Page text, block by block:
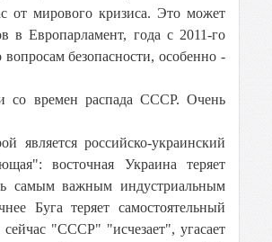
от мирового кризиса. Это может
в Европарламент, года с 2011-го
безопасности, особенно -
со времен распада СССР. Очень
является российско-украинский
восточная Украина теряет
самым важным индустриальным
Буга теряет самостоятельный
сейчас "СССР" "исчезает", угасает